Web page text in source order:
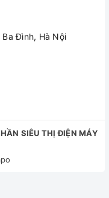
anod
Đình, Hà Nội
SIÊU THỊ ĐIỆN MÁY